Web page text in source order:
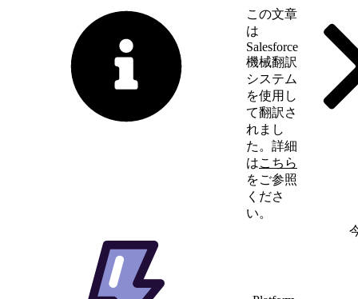
この文章
は
Salesforce
機械翻訳
システム
を使用し
て翻訳さ
れまし
た。詳細
はこちら
をご参照
くださ
い。